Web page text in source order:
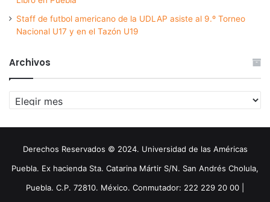
Staff de futbol americano de la UDLAP asiste al 9.º Torneo
Nacional U17 y en el Tazón U19
Archivos
Archivos
Derechos Reservados © 2024. Universidad de las Américas
Puebla. Ex hacienda Sta. Catarina Mártir S/N. San Andrés Cholula,
Puebla. C.P. 72810. México. Conmutador: 222 229 20 00 |